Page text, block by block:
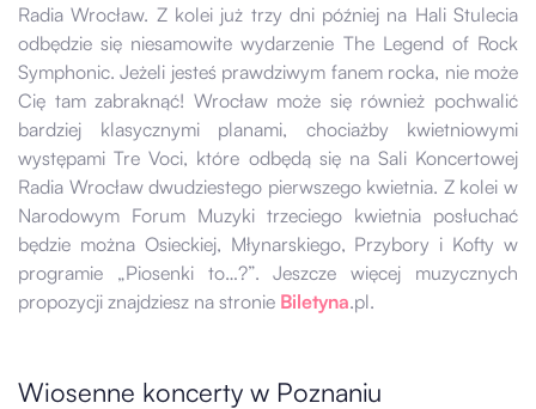
Radia Wrocław. Z kolei już trzy dni później na Hali Stulecia
odbędzie się niesamowite wydarzenie The Legend of Rock
Symphonic. Jeżeli jesteś prawdziwym fanem rocka, nie może
Cię tam zabraknąć! Wrocław może się również pochwalić
bardziej klasycznymi planami, chociażby kwietniowymi
występami Tre Voci, które odbędą się na Sali Koncertowej
Radia Wrocław dwudziestego pierwszego kwietnia. Z kolei w
Narodowym Forum Muzyki trzeciego kwietnia posłuchać
będzie można Osieckiej, Młynarskiego, Przybory i Kofty w
programie „Piosenki to…?”. Jeszcze więcej muzycznych
propozycji znajdziesz na stronie Biletyna.pl.
Wiosenne koncerty w Poznaniu